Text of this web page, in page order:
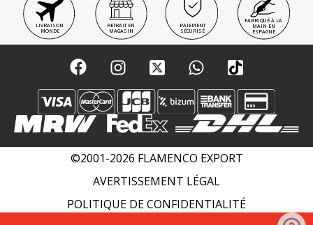
LIVRAISON
MONDE
RETRAIT EN
MAGASIN
PAIEMENT
SÉCURISÉ
FABRIQUÉ À LA
MAIN EN
ESPAGNE
©2001-2026 FLAMENCO EXPORT
AVERTISSEMENT LÉGAL
POLITIQUE DE CONFIDENTIALITÉ